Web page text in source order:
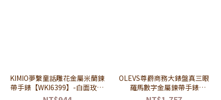
KIMIO夢繫童話雕花金屬米蘭鍊
帶手錶【WKI6399】-白面玫金
帶
OLEVS尊爵商務大錶盤真三眼
羅馬數字金屬鍊帶手錶
【WOL3689】-黑面黑帶